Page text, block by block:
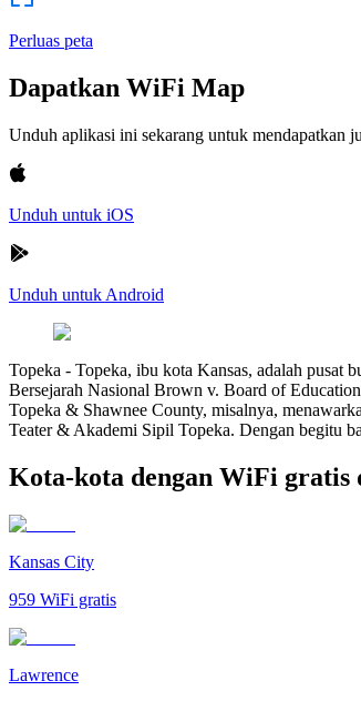
Perluas peta
Dapatkan WiFi Map
Unduh aplikasi ini sekarang untuk mendapatkan
Unduh untuk iOS
Unduh untuk Android
Topeka - Topeka, ibu kota Kansas, adalah pusat
Bersejarah Nasional Brown v. Board of
Topeka & Shawnee County, misalnya,
Teater & Akademi Sipil Topeka. Dengan begitu
Kota-kota dengan WiFi gratis
Kansas City
959 WiFi gratis
Lawrence